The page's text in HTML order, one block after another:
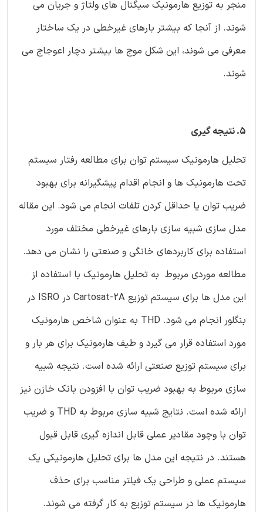
منجر به توزیع هارمونیک سیگنال های ولتاژ و جریان می
شوند. از آنجا که بیشتر بارهای غیرخطی در یک ساختار
معرفی می شوند، این شکل موج ها بیشتر دچار اعوجاج می
شوند.
5. نتیجه گیری
تحلیل هارمونیک سیستم توان برای مطالعه رفتار سیستم
تحت هارمونیک ها و انجام اقدام پیشگیرانه برای بهبود
ضریب توان یا حداقل کردن تلفات انجام می شود. این مقاله
مدل سازی شبیه سازی بارهای غیرخطی مختلف مورد
استفاده برای کاربردهای خانگی و صنعتی را نشان می دهد.
مطالعه موردی مربوط به تحلیل هارمونیک با استفاده از
این مدل ها برای سیستم توزیع Cartosat-2A در ISRO در
بنگلور انجام می شود. THD به عنوان شاخص هارمونیک
مورد استفاده قرار می گیرد و طیف هارمونیک برای هر بار و
برای سیستم توزیع صنعتی ارائه شده است. نتیجه شبیه
سازی مربوط به بهبود ضریب توان با افزودن بانک خازن نیز
ارائه شده است. نتایج شبیه سازی مربوط به THD و ضریب
توان با وچود مقادیر عملی قابل اندازه گیری قابل قبول
هستند. در نتیجه این مدل ها برای تحلیل هارمونیکی یک
سیستم عملی و طراحی یک فیلتر مناسب برای حذف
هارمونیک ها در سیستم توزیع به کار گرفته می شوند.